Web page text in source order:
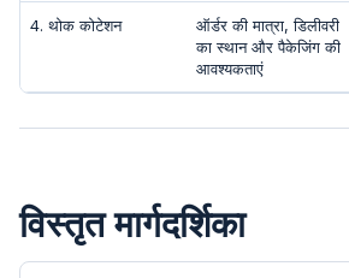
4. थोक कोटेशन
ऑर्डर की मात्रा, डिलीवरी
का स्थान और पैकेजिंग की
आवश्यकताएं
विस्तृत मार्गदर्शिका